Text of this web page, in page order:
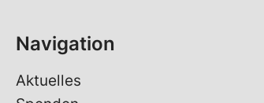
Navigation
Aktuelles